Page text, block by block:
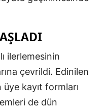
ilerlemesinin
çevrildi. Edinilen
kayıt formları
de dün